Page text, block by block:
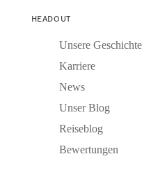
HEADOUT
Unsere Geschichte
Karriere
News
Unser Blog
Reiseblog
Bewertungen